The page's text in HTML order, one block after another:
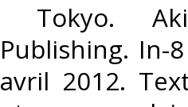
Tokyo.
Publishing. In-
avril 2012.